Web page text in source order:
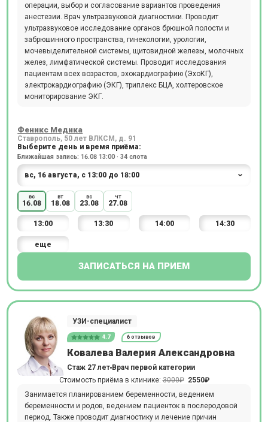
операции, выбор и согласование вариантов проведения
анестезии. Врач ультразвуковой диагностики. Проводит
ультразвуковое исследование органов брюшной полости и
забрюшинного пространства, гинекологии, урологии,
мочевыделительной системы, щитовидной железы, молочных
желез, лимфатической системы. Проводит исследования
пациентам всех возрастов, эхокардиографию (ЭхоКГ),
электрокардиографию (ЭКГ), триплекс БЦА, холтеровское
мониторирование ЭКГ.
Феникс Медика
Ставрополь, 50 лет ВЛКСМ, д. 91
Выберите день и время приёма:
Ближайшая запись: 16.08 13:00 · 34 слота
вс
16.08
вт
18.08
вс
23.08
чт
27.08
13:00 13:30 14:00 14:30
еще
ЗАПИСАТЬСЯ НА ПРИЕМ
УЗИ-специалист
4.7 6 отзывов
Ковалева Валерия Александровна
Стаж 27 лет Врач первой категории
Стоимость приёма в клинике:3000₽ 2550₽
Занимается планированием беременности, ведением
беременности и родов, ведением пациенток в послеродовой
период. Также проводит диагностику и лечение причин